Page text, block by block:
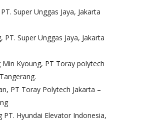
Super Unggas Jaya, Jakarta
PT. Super Unggas Jaya, Jakarta
Min Kyoung, PT Toray polytech
PT Toray Polytech Jakarta –
PT. Hyundai Elevator Indonesia,